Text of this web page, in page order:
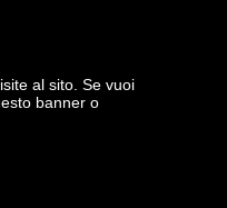
al sito. Se vuoi
banner o